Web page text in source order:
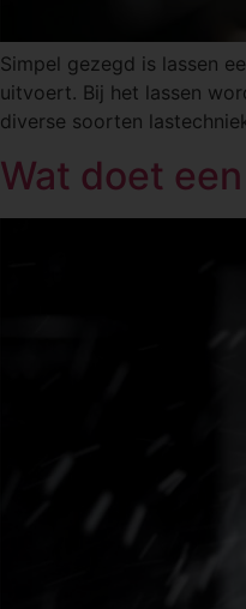
Simpel gezegd is lassen
uitvoert. Bij het lassen
diverse soorten
Wat doet